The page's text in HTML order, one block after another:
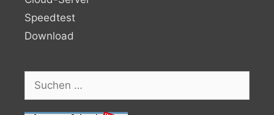
Speedtest
Download
Suchen
nach: